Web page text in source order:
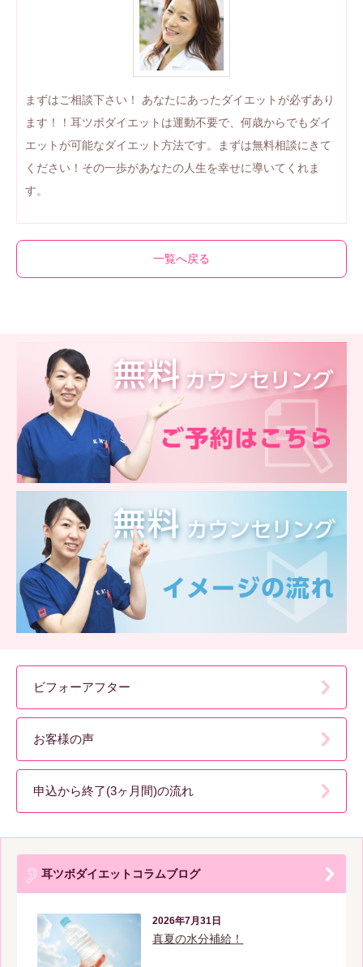
まずはご相談下さい！ あなたにあったダイエットが必ずあり
ます！！耳ツボダイエットは運動不要で、何歳からでもダイ
エットが可能なダイエット方法です。まずは無料相談にきて
ください！その一歩があなたの人生を幸せに導いてくれま
す。
一覧へ戻る
ビフォーアフター
お客様の声
申込から終了(3ヶ月間)の流れ
耳ツボダイエットコラムブログ
2026年7月31日
真夏の水分補給！